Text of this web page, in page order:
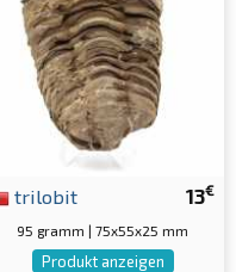
13€
trilobit
95 gramm | 75x55x25 mm
Produkt anzeigen